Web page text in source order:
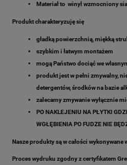
Materiał to winyl wzmocniony
Produkt charakteryzuję się
gładką powierzchnią, miękką
szybkim i łatwym montażem
mogą Państwo dociąć we
produkt jest w pełni zmywalny,
detergentów, środków na bazie
zalecamy zmywanie wyłącznie
PO NAKLEJENIU NA PŁYTKI
WGŁĘBIENIA PO FUDZE NIE
Nasze produkty są w całości wykonywane
Proces wydruku zgodny z certyfikatem